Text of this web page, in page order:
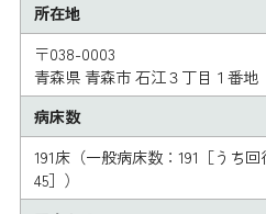
所在地
〒038-0003
青森県 青森市 石江３丁目１番地
病床数
191床（一般病床数：191［うち
45］）